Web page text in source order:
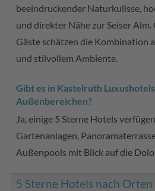
beeindruckender Naturkulisse,
und direkter Nähe zur Seiser
Gäste schätzen die Kombination
und stilvollem Ambiente.
Gibt es in Kastelruth
Außenbereichen?
Ja, einige 5 Sterne Hotels
Gartenanlagen,
Außenpools mit Blick auf die
5 Sterne Hotels nach Orten